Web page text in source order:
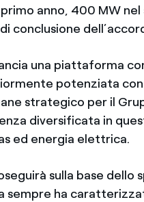
anno, 400 MW
conclusione
una piattaforma
potenziata
strategico per il
diversificata in
ed energia elettrica.
sulla base dello
sempre ha